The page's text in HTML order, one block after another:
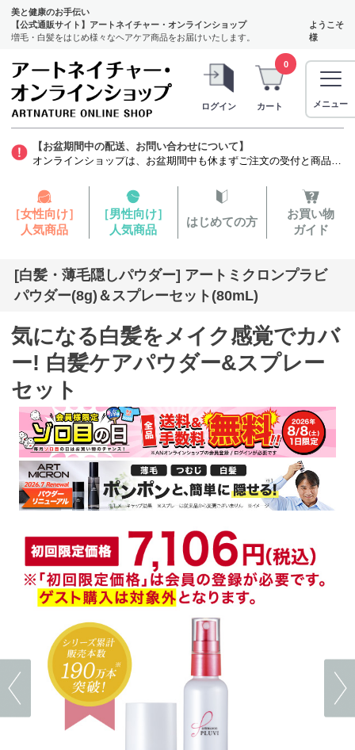
美と健康のお手伝い
【公式通販サイト】アートネイチャー・オンラインショップ
増毛・白髪をはじめ様々なヘアケア商品をお届けいたします。
ようこそ
様
ログイン
0
カート メニュー
【お盆期間中の配送、お問い合わせについて】
オンラインショップは、お盆期間中も休まずご注文の受付と商品の発送をいたします。ただし、発毛剤（第1類医薬品）に関しましては、質問票を確認する薬剤師がお休みをいただくため商品のお申し込みから発送までお時間を要します。お客様には大変ご迷惑をお掛けいたしますが、よろしくお願い申し上げます。
［女性向け］
人気商品
［男性向け］
人気商品
はじめての方
お買い物
ガイド
[白髪・薄毛隠しパウダー] アートミクロンプラビ
パウダー(8g)＆スプレーセット(80mL)
気になる白髪をメイク感覚でカバ
ー! 白髪ケアパウダー&スプレー
セット